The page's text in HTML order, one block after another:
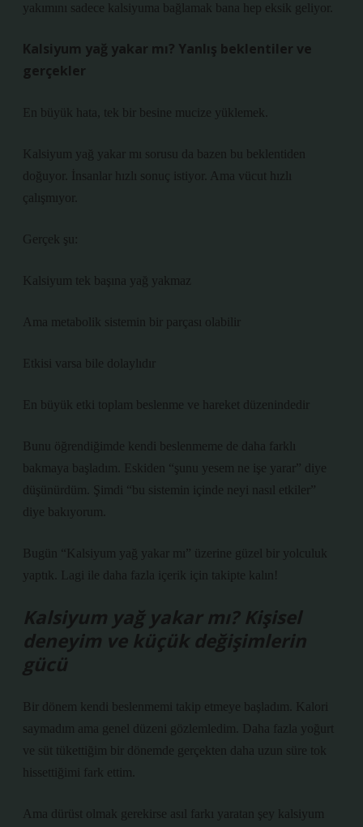
yakımını sadece kalsiyuma bağlamak bana hep eksik geliyor.
Kalsiyum yağ yakar mı? Yanlış beklentiler ve
gerçekler
En büyük hata, tek bir besine mucize yüklemek.
Kalsiyum yağ yakar mı sorusu da bazen bu beklentiden
doğuyor. İnsanlar hızlı sonuç istiyor. Ama vücut hızlı
çalışmıyor.
Gerçek şu:
Kalsiyum tek başına yağ yakmaz
Ama metabolik sistemin bir parçası olabilir
Etkisi varsa bile dolaylıdır
En büyük etki toplam beslenme ve hareket düzenindedir
Bunu öğrendiğimde kendi beslenmeme de daha farklı
bakmaya başladım. Eskiden “şunu yesem ne işe yarar” diye
düşünürdüm. Şimdi “bu sistemin içinde neyi nasıl etkiler”
diye bakıyorum.
Bugün “Kalsiyum yağ yakar mı” üzerine güzel bir yolculuk
yaptık. Lagi ile daha fazla içerik için takipte kalın!
Kalsiyum yağ yakar mı? Kişisel
deneyim ve küçük değişimlerin
gücü
Bir dönem kendi beslenmemi takip etmeye başladım. Kalori
saymadım ama genel düzeni gözlemledim. Daha fazla yoğurt
ve süt tükettiğim bir dönemde gerçekten daha uzun süre tok
hissettiğimi fark ettim.
Ama dürüst olmak gerekirse asıl farkı yaratan şey kalsiyum